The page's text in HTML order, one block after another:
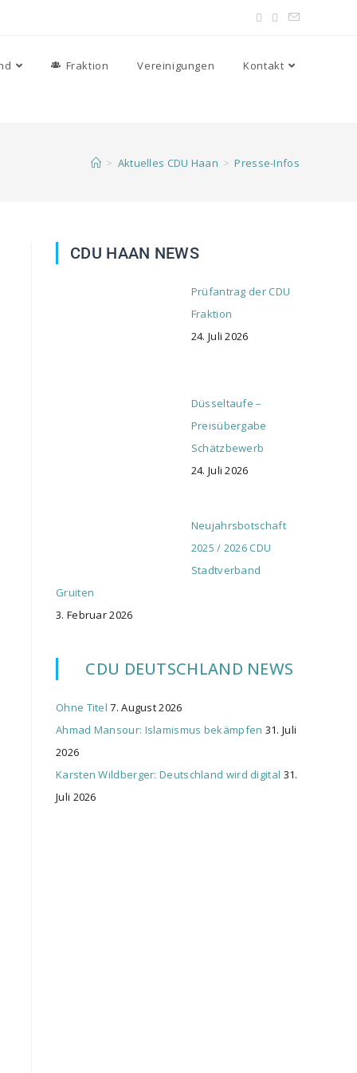
Fraktion Vereinigungen Kontakt
> Aktuelles CDU Haan > Presse-Infos
CDU HAAN NEWS
Prüfantrag der CDU
Fraktion
24. Juli 2026
Düsseltaufe –
Preisübergabe
Schätzbewerb
24. Juli 2026
Neujahrsbotschaft
2025 / 2026 CDU
Stadtverband
Gruiten
3. Februar 2026
CDU DEUTSCHLAND NEWS
Ohne Titel 7. August 2026
Ahmad Mansour: Islamismus bekämpfen 31. Juli
2026
Karsten Wildberger: Deutschland wird digital 31.
Juli 2026